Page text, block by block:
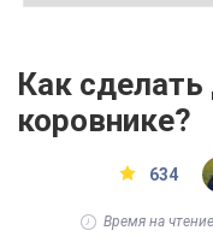
Как
коровнике?
634
Время на